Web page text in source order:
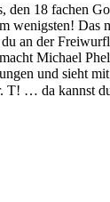
den 18 fachen
wenigsten! Das
an der
Michael
und sieht
T! … da kannst